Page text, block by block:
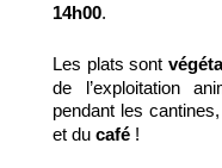
14h00.
Les plats sont
de l’exploitation
pendant les
et du café !